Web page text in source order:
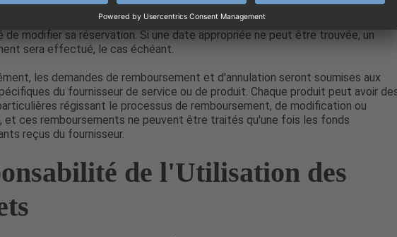
où les tickets ne sont pas disponibles, palaciodapenaticket.com proposera au
de modifier sa réservation. Si une date appropriée ne peut être trouvée, un
sera effectué, le cas échéant.
les demandes de remboursement et d'annulation seront soumises aux
du fournisseur de service ou de produit. Chaque produit peut avoir
régissant le processus de remboursement, de modification ou
et ces remboursements ne peuvent être traités qu'une fois les fonds
reçus du fournisseur.
de l'Utilisation des